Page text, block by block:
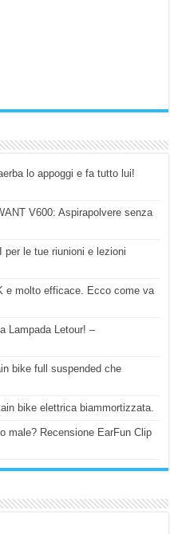
lo appoggi e fa tutto lui!
V600: Aspirapolvere senza
per le tue riunioni e lezioni
e molto efficace. Ecco come va
Lampada Letour! –
bike full suspended che
bike elettrica biammortizzata.
male? Recensione EarFun Clip